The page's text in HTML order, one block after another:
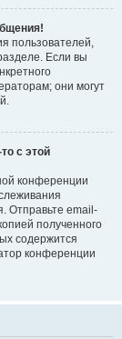
пользователей,
Если вы
они могут
с этой
конференции
Отправьте email-
полученного
содержится
конференции